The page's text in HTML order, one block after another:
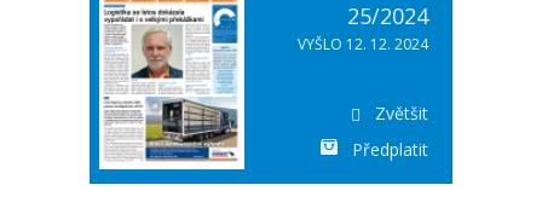
25/2024
VYŠLO 12. 12. 2024
Zvětšit
Předplatit